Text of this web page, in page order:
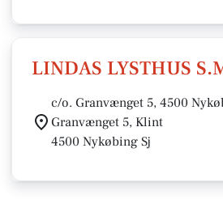
LINDAS LYSTHUS
c/o. Granvænget 5, 4500
Granvænget 5, Klint
4500 Nykøbing Sj